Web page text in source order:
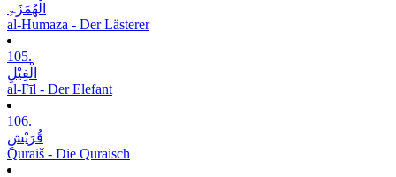
الْھُمَزَۃِ
al-Humaza - Der Lästerer
105.
الْفِیْلِ
al-Fīl - Der Elefant
106.
قُرَیْشٍ
Quraiš - Die Quraisch